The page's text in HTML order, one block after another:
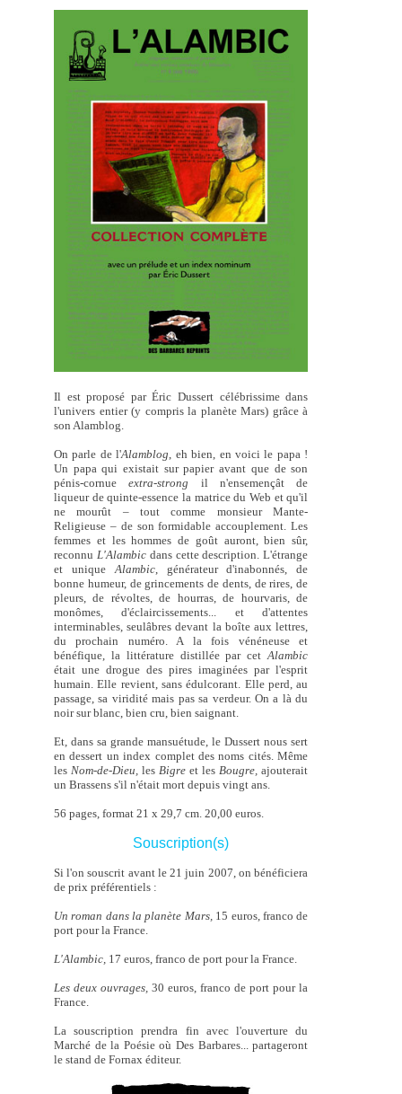
Il est proposé par Éric Dussert célébrissime dans
l'univers entier (y compris la planète Mars) grâce à
son Alamblog.
On parle de l'Alamblog, eh bien, en voici le papa !
Un papa qui existait sur papier avant que de son
pénis-cornueextra-strong il n'ensemençât de
liqueur de quinte-essence la matrice du Web et qu'il
ne mourût – tout comme monsieur Mante-
Religieuse – de son formidable accouplement. Les
femmes et les hommes de goût auront, bien sûr,
reconnu L'Alambicdans cette description. L'étrange
et uniqueAlambic, générateur d'inabonnés, de
bonne humeur, de grincements de dents, de rires, de
pleurs, de révoltes, de hourras, de hourvaris, de
monômes, d'éclaircissements... et d'attentes
interminables, seulâbres devant la boîte aux lettres,
du prochain numéro. A la fois vénéneuse et
bénéfique, la littérature distillée par cetAlambic
était une drogue des pires imaginées par l'esprit
humain. Elle revient, sans édulcorant. Elle perd, au
passage, sa viridité mais pas sa verdeur. On a là du
noir sur blanc, bien cru, bien saignant.
Et, dans sa grande mansuétude, le Dussert nous sert
en dessert un index complet des noms cités. Même
lesNom-de-Dieu, lesBigre et lesBougre, ajouterait
un Brassens s'il n'était mort depuis vingt ans.
56 pages, format 21 x 29,7 cm. 20,00 euros.
Souscription(s)
Si l'on souscrit avant le 21 juin 2007, on bénéficiera
de prix préférentiels :
Un roman dans la planète Mars,15 euros, franco de
port pour la France.
L'Alambic,17 euros, franco de port pour la France.
Les deux ouvrages, 30 euros, franco de port pour la
France.
La souscription prendra fin avec l'ouverture du
Marché de la Poésie où Des Barbares... partageront
le stand de Fornax éditeur.